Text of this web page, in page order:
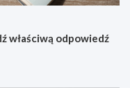
właściwą odpowiedź